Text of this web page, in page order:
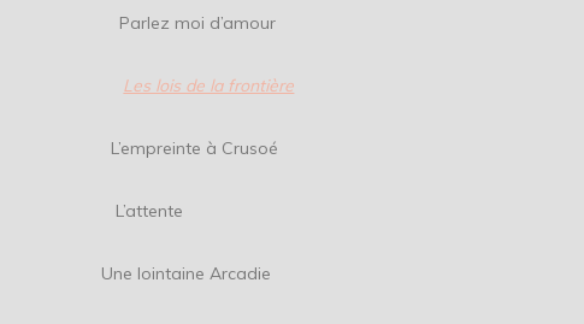
Parlez moi d’amour
Les lois de la frontière
L’empreinte à Crusoé
L’attente
Une lointaine Arcadie